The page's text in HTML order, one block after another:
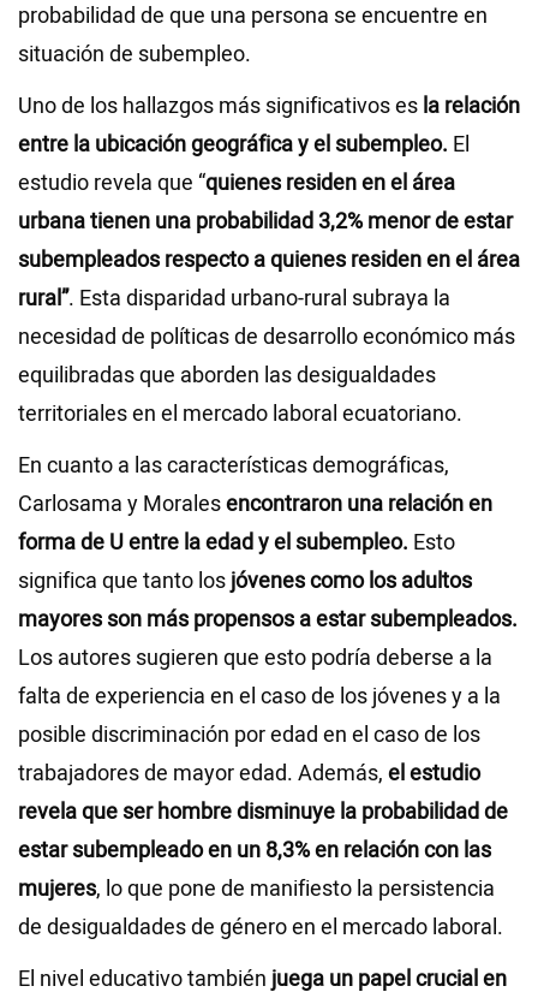
probabilidad de que una persona se encuentre en
situación de subempleo.
Uno de los hallazgos más significativos es la relación
entre la ubicación geográfica y el subempleo. El
estudio revela que “quienes residen en el área
urbana tienen una probabilidad 3,2% menor de estar
subempleados respecto a quienes residen en el área
rural”. Esta disparidad urbano-rural subraya la
necesidad de políticas de desarrollo económico más
equilibradas que aborden las desigualdades
territoriales en el mercado laboral ecuatoriano.
En cuanto a las características demográficas,
Carlosama y Moralesencontraron una relación en
forma de U entre la edad y el subempleo. Esto
significa que tanto losjóvenes como los adultos
mayores son más propensos a estar subempleados.
Los autores sugieren que esto podría deberse a la
falta de experiencia en el caso de los jóvenes y a la
posible discriminación por edad en el caso de los
trabajadores de mayor edad. Además, el estudio
revela que ser hombre disminuye la probabilidad de
estar subempleado en un 8,3%en relación con las
mujeres, lo que pone de manifiesto la persistencia
de desigualdades de género en el mercado laboral.
El nivel educativo tambiénjuega un papel crucial en